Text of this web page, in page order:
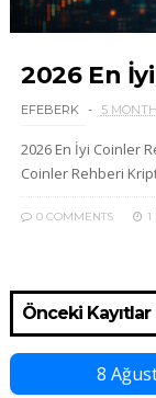
2026 En
EFEBERK 5
2026 En İyi Coinler
Coinler Rehberi
0 COMMENTS
Önceki Kayıtlar
8